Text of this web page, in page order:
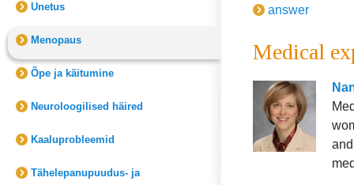
Unetus
Menopaus
Õpe ja käitumine
Neuroloogilised häired
Kaaluprobleemid
Tähelepanupuudus- ja
answer
Medical